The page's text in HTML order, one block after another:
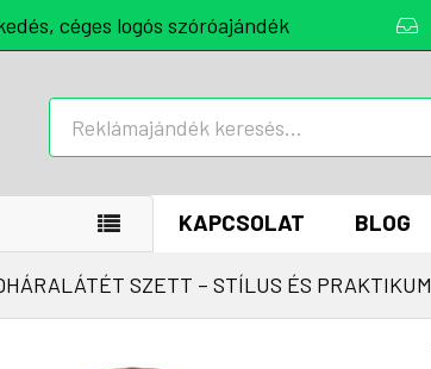
céges logós szóróajándék
KAPCSOLAT BLOG
SZETT – STÍLUS ÉS PRAKTIKUM